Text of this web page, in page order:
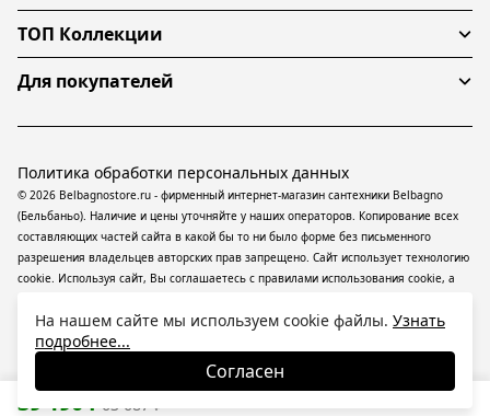
63 687 ₽
39 190 ₽
ТОП Коллекции
Для покупателей
© 2026 Belbagnostore.ru - фирменный интернет-магазин сантехники Belbagno
(Бельбаньо). Наличие и цены уточняйте у наших операторов. Копирование всех
составляющих частей сайта в какой бы то ни было форме без письменного
разрешения владельцев авторских прав запрещено. Сайт использует технологию
cookie. Используя сайт, Вы соглашаетесь с правилами использования cookie, а
ресурсе применяютсярекомендательные технологии(информационные
технологии предоставления информации на основе сбора, систематизации и
анализа сведений, относящихся к предпочтениям пользователей сети
«Интернет», находящихся на территории Российской Федерации).
Политика обработки персональных данных
На нашем сайте мы используем cookie файлы. Узнать
подробнее...
Согласен